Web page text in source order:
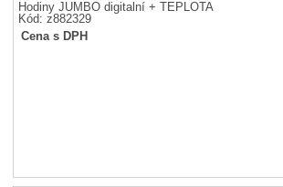
Hodiny JUMBO digitalní + TEPLOTA
Kód: z882329
Cena s DPH